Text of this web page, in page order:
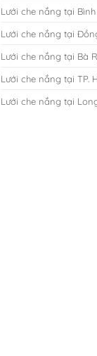
Lưới che nắng tại
Lưới che nắng tại
Lưới che nắng tại Bà
Lưới che nắng tại TP.
Lưới che nắng tại